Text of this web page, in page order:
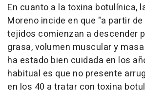
En cuanto a la toxina botulínica,
Moreno incide en que "a partir
tejidos comienzan a descender
grasa, volumen muscular y
ha estado bien cuidada en los
habitual es que no presente
en los 40 a tratar con toxina